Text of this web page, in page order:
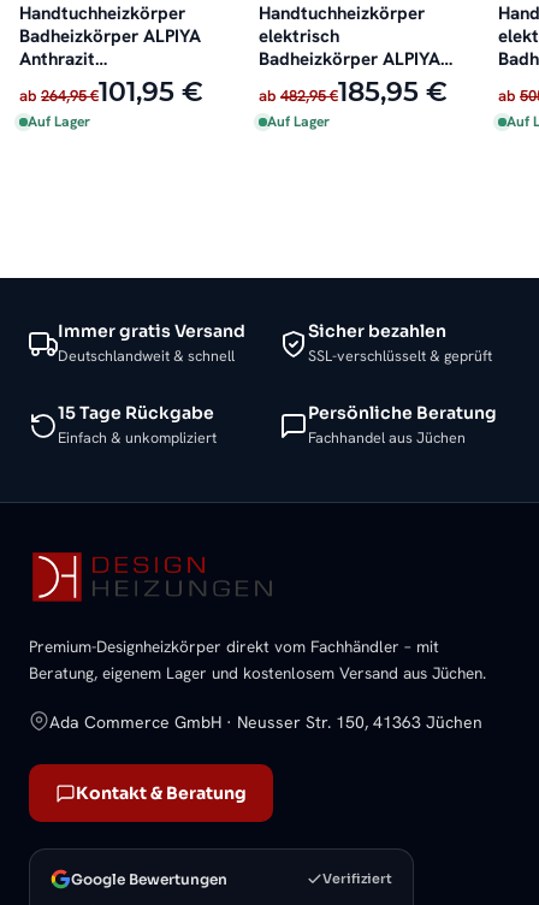
Handtuchheizkörper
Badheizkörper ALPIYA
Anthrazit
Mittelanschluss
ab 264,95 €101,95 €
Auf Lager
Handtuchheizkörper
elektrisch
Badheizkörper ALPIYA
Weiß inkl. Heizstab
ab 482,95 €185,95 €
Auf Lager
ab
Auf
Immer gratis Versand
Deutschlandweit & schnell
Sicher bezahlen
SSL-verschlüsselt & geprüft
15 Tage Rückgabe
Einfach & unkompliziert
Persönliche Beratung
Fachhandel aus Jüchen
Premium-Designheizkörper direkt vom Fachhändler – mit
Beratung, eigenem Lager und kostenlosem Versand aus Jüchen.
Ada Commerce GmbH · Neusser Str. 150, 41363 Jüchen
Kontakt & Beratung
Google Bewertungen Verifiziert